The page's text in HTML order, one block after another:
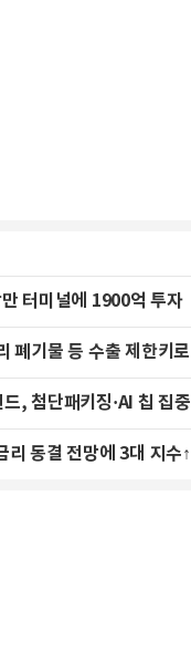
터미널에 1900억 투자
폐기물 등 수출 제한키로
, 첨단패키징·AI 칩 집중
리 동결 전망에 3대 지수↑